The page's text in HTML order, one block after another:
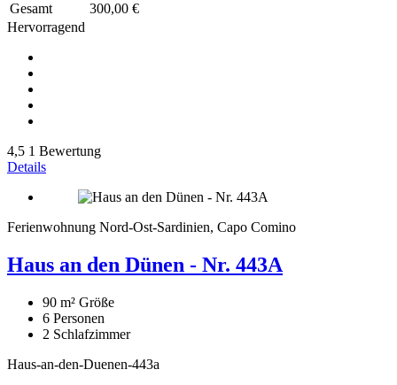
Gesamt
300,00 €
Hervorragend
4,5 1 Bewertung
Details
Ferienwohnung Nord-Ost-Sardinien, Capo Comino
Haus an den Dünen - Nr. 443A
90 m² Größe
6 Personen
2 Schlafzimmer
Haus-an-den-Duenen-443a